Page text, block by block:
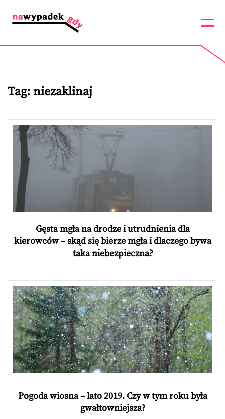
Tag:niezaklinaj
Gęsta mgła na drodze i utrudnienia dla
kierowców – skąd się bierze mgła i dlaczego bywa
taka niebezpieczna?
Pogoda wiosna – lato 2019. Czy w tym roku była
gwałtowniejsza?